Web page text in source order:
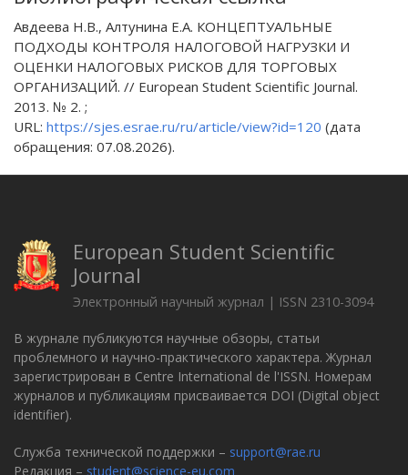
Авдеева Н.В., Алтунина Е.А. КОНЦЕПТУАЛЬНЫЕ
ПОДХОДЫ КОНТРОЛЯ НАЛОГОВОЙ НАГРУЗКИ И
ОЦЕНКИ НАЛОГОВЫХ РИСКОВ ДЛЯ ТОРГОВЫХ
ОРГАНИЗАЦИЙ. // European Student Scientific Journal.
2013. № 2. ;
URL: https://sjes.esrae.ru/ru/article/view?id=120 (дата
обращения: 07.08.2026).
European Student Scientific
Journal
Электронный научный журнал | ISSN 2310-3094
В журнале публикуются научные обзоры, статьи
проблемного и научно-практического характера. Журнал
зарегистрирован в Centre International de l'ISSN. Номерам
журналов и публикациям присваивается DOI (Digital object
identifier).
Служба технической поддержки – support@rae.ru
Редакция – student@science-eu.com